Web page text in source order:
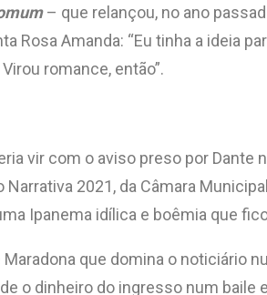
– que relançou, no ano
Amanda: “Eu tinha a ideia
romance, então”.
vir com o aviso preso por Dante
2021, da Câmara
Ipanema idílica e boêmia que
que domina o
o dinheiro do ingresso num baile